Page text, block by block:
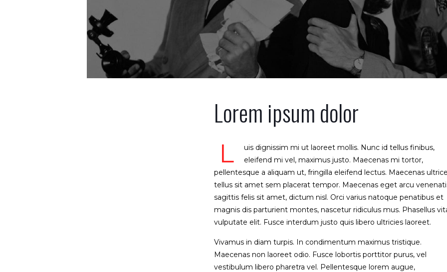
Lorem ipsum dolor
L
uis dignissim mi ut laoreet mollis. Nunc id tellus finibus,
eleifend mi vel, maximus justo. Maecenas mi tortor,
pellentesque a aliquam ut, fringilla eleifend lectus. Maecenas
tellus sit amet sem placerat tempor. Maecenas eget arcu
sagittis felis sit amet, dictum nisl. Orci varius natoque penatibus et
magnis dis parturient montes, nascetur ridiculus mus. Phasellus
vulputate elit. Fusce interdum justo quis libero ultricies laoreet.
Vivamus in diam turpis. In condimentum maximus tristique.
Maecenas non laoreet odio. Fusce lobortis porttitor purus, vel
vestibulum libero pharetra vel. Pellentesque lorem augue,